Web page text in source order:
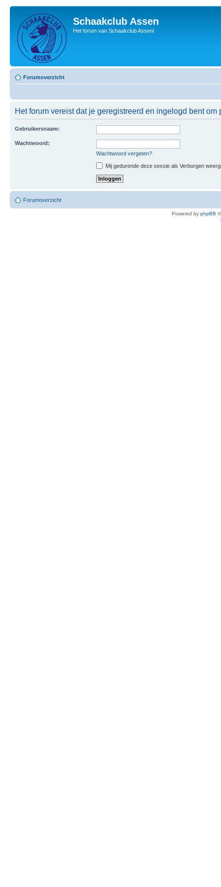
Schaakclub Assen
Het forum van Schaakclub Assen!
Forumoverzicht
Het forum vereist dat je geregistreerd en ingelogd bent om
Gebruikersnaam:
Wachtwoord:
Wachtwoord vergeten?
Mij gedurende deze sessie als Verborgen
Forumoverzicht
Powered by phpBB